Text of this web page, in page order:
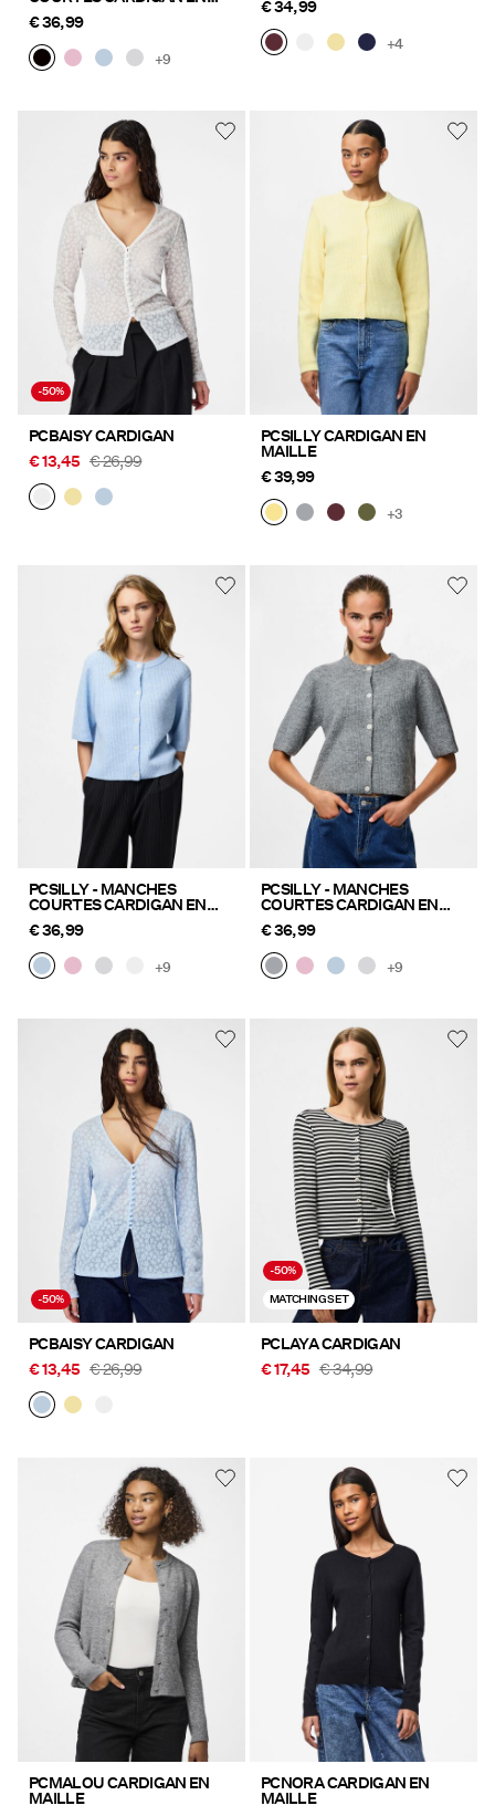
MAILLE
€ 36,99
+9
€ 34,99
+4
-50%
PCBAISY CARDIGAN
€ 13,45 € 26,99
PCSILLY CARDIGAN EN
MAILLE
€ 39,99
+3
PCSILLY - MANCHES
COURTES CARDIGAN EN
MAILLE
€ 36,99
+9
PCSILLY - MANCHES
COURTES CARDIGAN EN
MAILLE
€ 36,99
+9
-50%
PCBAISY CARDIGAN
€ 13,45 € 26,99
-50%
MATCHING SET
PCLAYA CARDIGAN
€ 17,45 € 34,99
PCMALOU CARDIGAN EN
MAILLE
PCNORA CARDIGAN EN
MAILLE